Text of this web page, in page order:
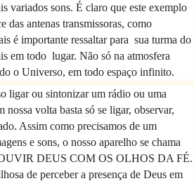
variados sons. É claro que este exemplo
das antenas transmissoras, como
é importante ressaltar para sua turma do
em todo lugar. Não só na atmosfera
o Universo, em todo espaço infinito.
ligar ou sintonizar um rádio ou uma
nossa volta basta só se ligar, observar,
Assim como precisamos de um
e sons, o nosso aparelho se chama
DEUS COM OS OLHOS DA FÉ.
de perceber a presença de Deus em